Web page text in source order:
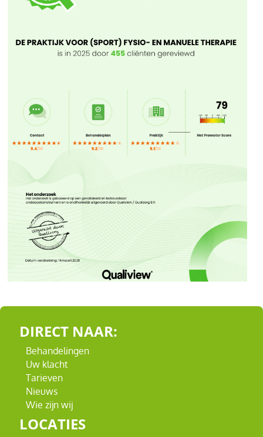
DIRECT NAAR:
Behandelingen
Uw klacht
Tarieven
Nieuws
Wie zijn wij
LOCATIES